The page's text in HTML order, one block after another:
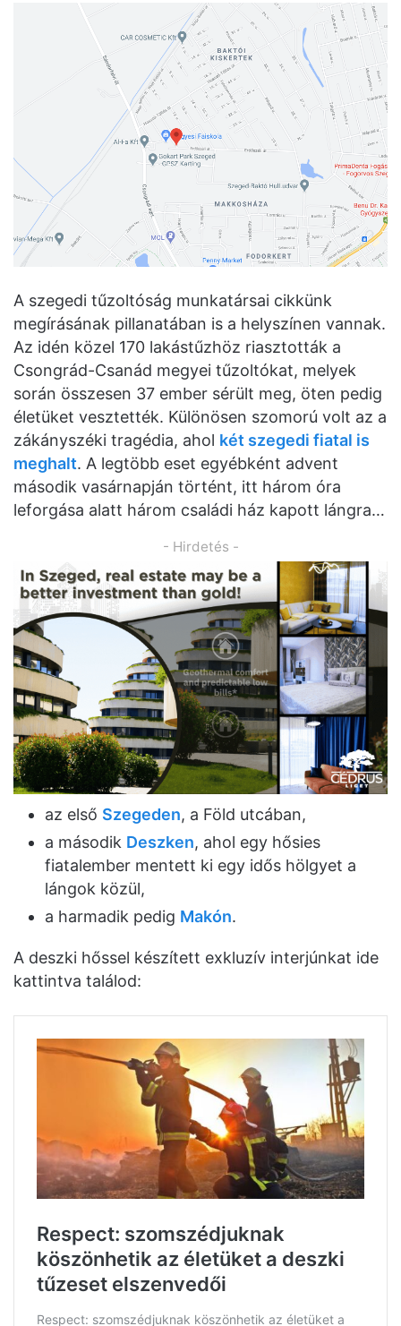
A szegedi tűzoltóság munkatársai cikkünk
megírásának pillanatában is a helyszínen vannak.
Az idén közel 170 lakástűzhöz riasztották a
Csongrád-Csanád megyei tűzoltókat, melyek
során összesen 37 ember sérült meg, öten pedig
életüket vesztették. Különösen szomorú volt az a
zákányszéki tragédia, ahol két szegedi fiatal is
meghalt. A legtöbb eset egyébként advent
második vasárnapján történt, itt három óra
leforgása alatt három családi ház kapott lángra…
- Hirdetés -
az első Szegeden, a Föld utcában,
a második Deszken, ahol egy hősies
fiatalember mentett ki egy idős hölgyet a
lángok közül,
a harmadik pedig Makón.
A deszki hőssel készített exkluzív interjúnkat ide
kattintva találod: